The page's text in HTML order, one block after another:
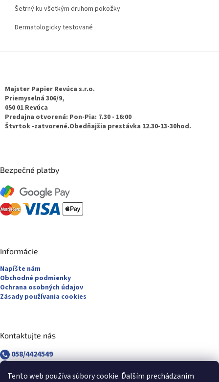
Tento web používa súbory cookie. Ďalším prechádzaním
Šetrný ku všetkým druhom pokožky
Dermatologicky testované
Majster Papier Revúca s.r.o.
Priemyselná 306/9,
050 01 Revúca
Predajna otvorená: Pon-Pia: 7.30 - 16:00
Štvrtok -zatvorené.Obedňajšia prestávka 12.30-13-30hod.
Bezpečné platby
Informácie
Napíšte nám
Obchodné podmienky
Ochrana osobných údajov
Zásady používania cookies
Kontaktujte nás
058/4424549
revuca@majsterpapier.sk